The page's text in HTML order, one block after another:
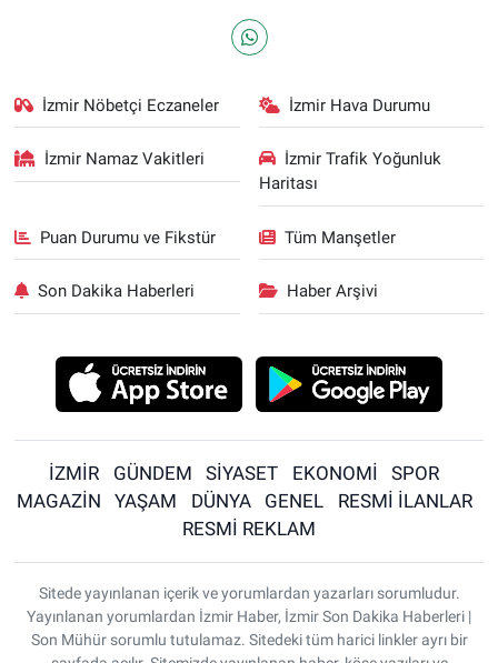
İzmir Nöbetçi Eczaneler İzmir Hava Durumu
İzmir Namaz Vakitleri
İzmir Trafik Yoğunluk
Haritası
Puan Durumu ve Fikstür Tüm Manşetler
Son Dakika Haberleri Haber Arşivi
İZMİR GÜNDEM SİYASET EKONOMİ
SPOR
MAGAZİN
YAŞAM DÜNYA GENEL
RESMİ İLANLAR
RESMİ REKLAM
Sitede yayınlanan içerik ve yorumlardan yazarları sorumludur.
Yayınlanan yorumlardan İzmir Haber, İzmir Son Dakika Haberleri |
Son Mühür sorumlu tutulamaz. Sitedeki tüm harici linkler ayrı bir